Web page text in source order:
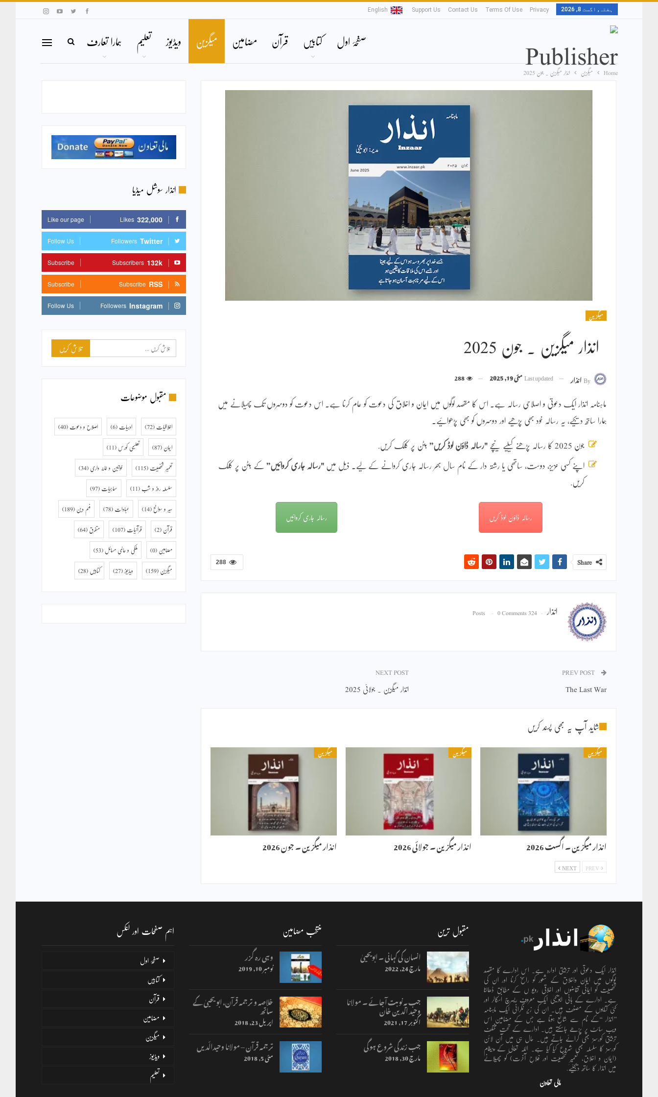
ہفتہ, اگست 8, 2026 Privacy
Terms Of Use
Contact Us
Support Us
English
صفحۂ اول کتابیں قرآن مضامین میگزین ویڈیوز تعلیم ہمارا تعارف
Home میگزین انذار میگزین ۔ جون 2025
میگزین
انذار میگزین ۔ جون 2025
Byانذار Last updatedمئی 19, 2025
ماہنامہ انذار ایک دعوتی و اصلاحی رسالہ ہے۔ اس کا مقصد لوگوں میں ایمان و اخلاق کی دعوت کو عام کرنا ہے۔ اس دعوت کو دوسروں تک پھیلانے میں
ہمارا ساتھ دیجیے، یہ رسالہ خود بھی پڑھیے اور دوسروں کو بھی پڑھوائیے۔
جون 2025 کا رسالہ پڑھنے کیلیے نیچے "رسالہ ڈاؤن لوڈ کریں” بٹن پر کلک کریں.
اپنے کسی عزیز، دوست، ساتھی یا رشتہ دار کے نام سال بھر رسالہ جاری کروانے کے لیے۔ ذیل میں "رسالہ جاری کروائیں” کے بٹن پر کلک
کریں.
رسالہ ڈاؤن لوڈ کریں رسالہ جاری کروائیں
288 Share
انذار 324 Posts
0 Comments
The Last War
NEXT POST
انذار میگزین ۔ جولائی 2025
شاید آپ یہ بھی پسند کریں
میگزین
انذار میگزین ۔ اگست 2026
میگزین
انذار میگزین ۔ جولائی 2026
میگزین
انذار میگزین ۔ جون 2026
NEXT
انذار سوشل میڈیا
322,000
Likes
Like our page
Twitter
Followers
Follow Us
132k
Subscribers
Subscribe
RSS
Subscribe
Subscribe
Instagram
Followers
Follow Us
مقبول موضوعات
اخلاقیات (72) ادبیات (6) اصلاح و دعوت (40)
ایمان (87) تعلیمی کورس (11)
تعمیر شخصیت (115) خواتین و خانہ داری (34)
سلسلہ روز و شب (11) سماجیات (97)
سیر و سوانح(14) عبادات (78) فہم دین (189)
قرآن (2) قرآنیات (107) متفرق (64)
مضامین (0) ملکی و عالمی مسائل (53)
میگزین (159) ویڈیوز (27) کتابیں (28)
انذار ایک دعوتی اور تربیتی ادارہ ہے۔ اس ادارے کا مقصد
لوگوں میں ایمان واخلاق کے شعور کو راسخ کرنا اور ان کی
شخصیت کو ایمانی تقاضوں اور اخلاقی رویو ں کے مطابق ڈھالنا
ہے۔ ادارے کے بانی ابویحییٰ ایک معروف ریسرچ اسکالر اور
کئی کتابوں کے مصنف ہیں۔ ان کی زیر نگرانی ایک ماہنامہ
’’انذار ‘‘کے نام سے شائع ہوتا ہے جس کے مضامین اس
ویب سائٹ پر پڑھے جاسکتے ہیں۔ ادارے کے تحت مختلف
تربیتی کورسز بھی کرائے جاتے ہیں۔ حال ہی میں آن لائن
کورسز کا سلسلہ بھی شروع کیا گیا ہے۔ اللہ تعالٰی کے پیغام
(ایمان و اخلاق، تعمیرِ شخصیت اور فلاحِ آخرت) کو پھیلانے
میں انذار کا ساتھ دیجئیے.
مالی تعاون
مقبول ترین
انسان کی کہانی ۔ ابویحییٰ
مارچ 24, 2022
جب یہ نوبت آجائے ۔ مولانا
وحید الدین خان
اکتوبر 17, 2021
جب زندگی شروع ہوگی
مارچ 30, 2018
منتخب مضامین
وہی رہ گزر
نومبر 10, 2019
خلاصہ و ترجمہ قرآن، ابو یحییٰ کے
ساتھ
اپریل 23, 2018
ترجمہ قرآن – مولانا وحیدالّدیں
مئی 5, 2018
اہم صفحات اور لنکس
صفحۂ اول
کتابیں
قرآن
مضامین
میگزین
ویڈیوز
تعلیم